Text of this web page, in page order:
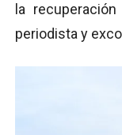
la
periodista y